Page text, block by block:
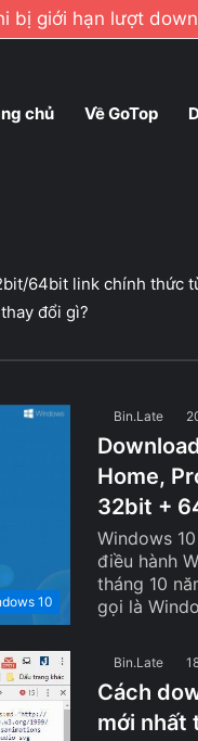
bị giới hạn lượt
chủ Về GoTop
64bit link chính thức
đổi gì?
10
Bin.Late
Home,
32bit +
Windows
điều hành
tháng 10
gọi là
Bin.Late
Cách
mới nhất